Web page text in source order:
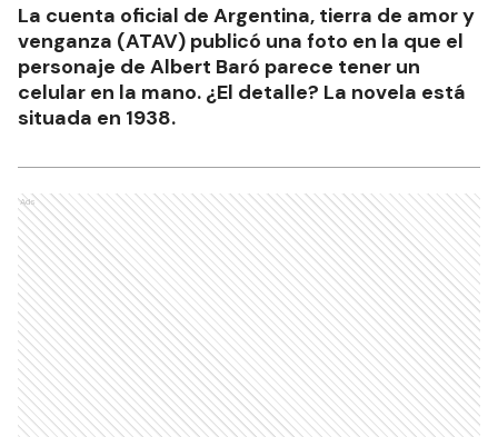
La cuenta oficial de Argentina, tierra de amor y
venganza (ATAV) publicó una foto en la que el
personaje de Albert Baró parece tener un
celular en la mano. ¿El detalle? La novela está
situada en 1938.
Ads